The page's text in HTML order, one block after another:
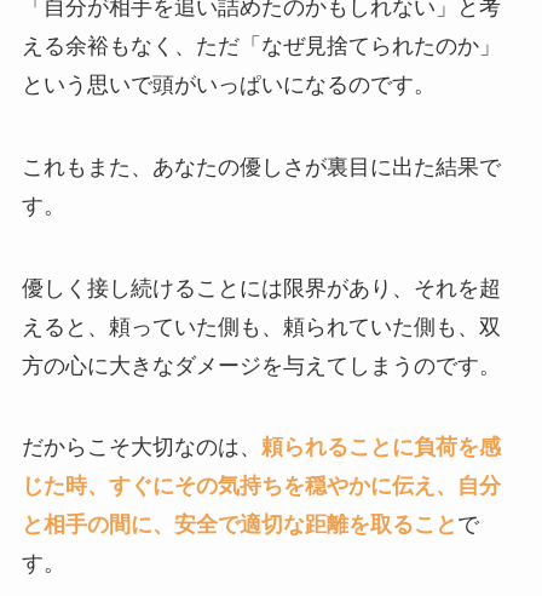
「自分が相手を追い詰めたのかもしれない」と考
える余裕もなく、ただ「なぜ見捨てられたのか」
という思いで頭がいっぱいになるのです。
これもまた、あなたの優しさが裏目に出た結果で
す。
優しく接し続けることには限界があり、それを超
えると、頼っていた側も、頼られていた側も、双
方の心に大きなダメージを与えてしまうのです。
だからこそ大切なのは、 頼られることに負荷を感
じた時、すぐにその気持ちを穏やかに伝え、自分
と相手の間に、安全で適切な距離を取ること で
す。